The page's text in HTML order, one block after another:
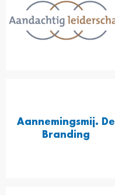
Aannemingsmij. De
Branding